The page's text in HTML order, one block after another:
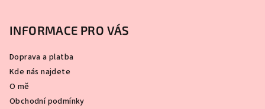
INFORMACE PRO VÁS
Doprava a platba
Kde nás najdete
O mě
Obchodní podmínky